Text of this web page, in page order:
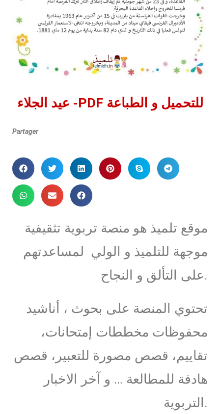
عيد الجلاء -PDF للتحميل و الطباعة
Partager
موقع تلميذ هو منصة تربوية تثقيفية
موجهة للتلميذ و الولي لمساعدتهم
على التألق و النجاح.
تحتوي المنصة على بحوث ، أناشيد
محفوظات مخططات إمتحانات،
تقاييم، قصص مصورة للتعبير، قصص
هادفة للمطالعة … و آخر الاخبار
التربوية.